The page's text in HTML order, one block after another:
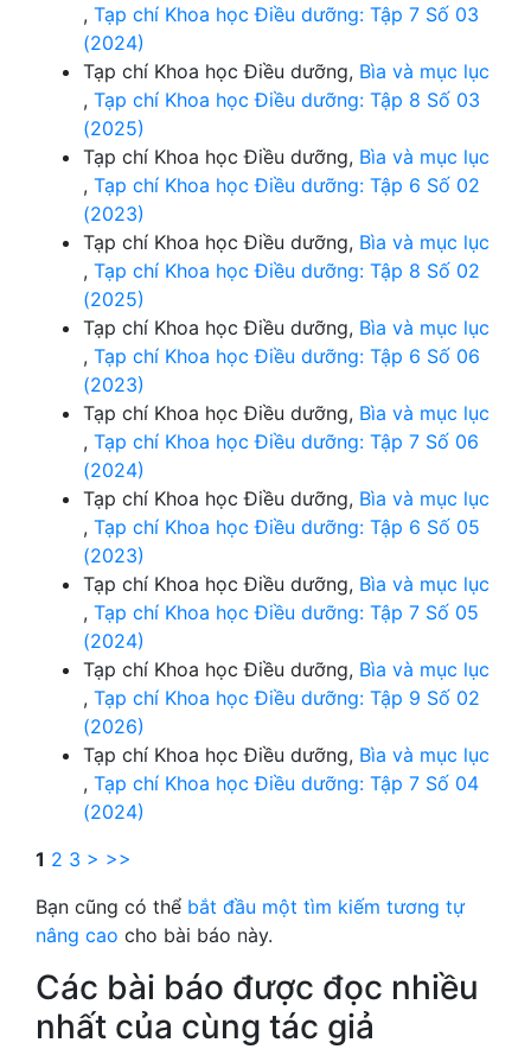
, Tạp chí Khoa học Điều dưỡng: Tập 7 Số 03
(2024)
Tạp chí Khoa học Điều dưỡng, Bìa và mục lục
, Tạp chí Khoa học Điều dưỡng: Tập 8 Số 03
(2025)
Tạp chí Khoa học Điều dưỡng, Bìa và mục lục
, Tạp chí Khoa học Điều dưỡng: Tập 6 Số 02
(2023)
Tạp chí Khoa học Điều dưỡng, Bìa và mục lục
, Tạp chí Khoa học Điều dưỡng: Tập 8 Số 02
(2025)
Tạp chí Khoa học Điều dưỡng, Bìa và mục lục
, Tạp chí Khoa học Điều dưỡng: Tập 6 Số 06
(2023)
Tạp chí Khoa học Điều dưỡng, Bìa và mục lục
, Tạp chí Khoa học Điều dưỡng: Tập 7 Số 06
(2024)
Tạp chí Khoa học Điều dưỡng, Bìa và mục lục
, Tạp chí Khoa học Điều dưỡng: Tập 6 Số 05
(2023)
Tạp chí Khoa học Điều dưỡng, Bìa và mục lục
, Tạp chí Khoa học Điều dưỡng: Tập 7 Số 05
(2024)
Tạp chí Khoa học Điều dưỡng, Bìa và mục lục
, Tạp chí Khoa học Điều dưỡng: Tập 9 Số 02
(2026)
Tạp chí Khoa học Điều dưỡng, Bìa và mục lục
, Tạp chí Khoa học Điều dưỡng: Tập 7 Số 04
(2024)
1 2 3 > >>
Bạn cũng có thể bắt đầu một tìm kiếm tương tự
nâng cao cho bài báo này.
Các bài báo được đọc nhiều
nhất của cùng tác giả